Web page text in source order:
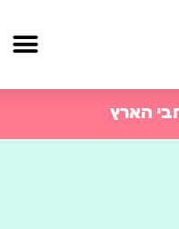
הארץ